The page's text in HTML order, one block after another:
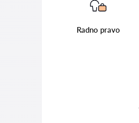
Radno pravo